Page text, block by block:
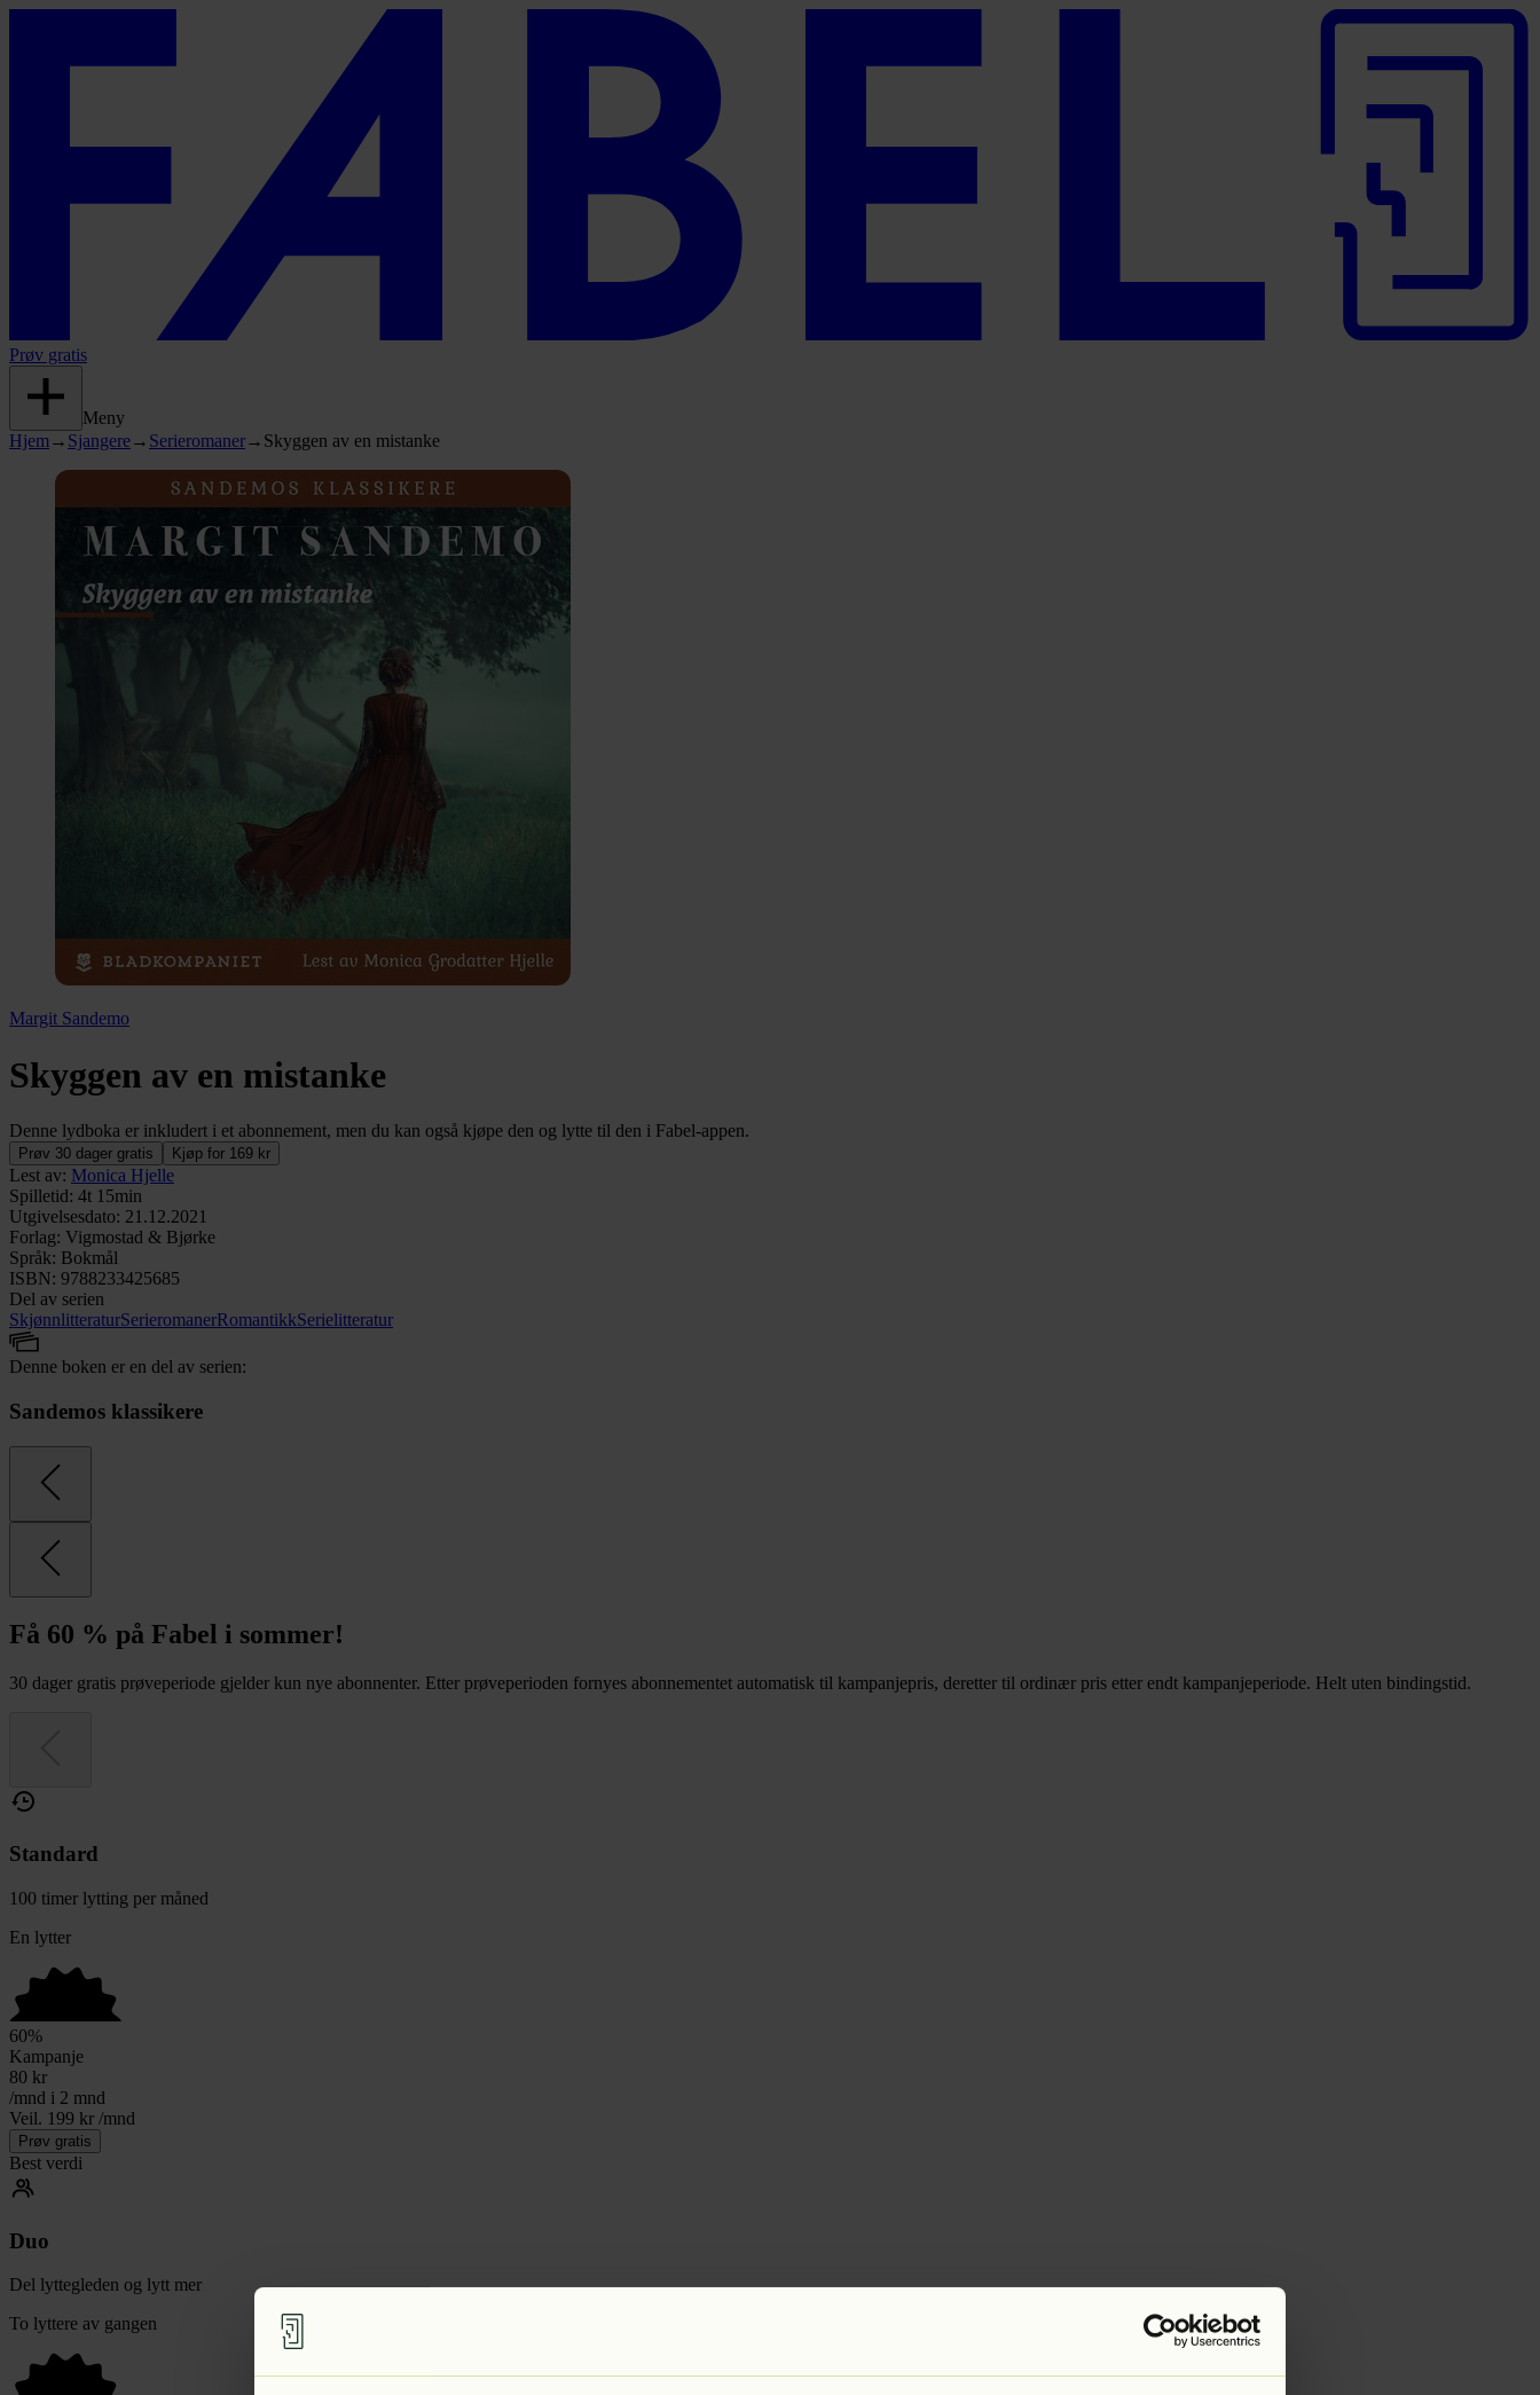
Prøv gratis
Meny
Hjem → Sjangere→ Serieromaner→ Skyggen av en mistanke
Margit Sandemo
Skyggen av en mistanke
Denne lydboka er inkludert i et abonnement, men du kan også kjøpe den og lytte til den i Fabel-appen.
Prøv 30 dager gratis Kjøp for 169 kr
Lest av: Monica Hjelle
Spilletid: 4t 15min
Utgivelsesdato: 21.12.2021
Forlag: Vigmostad & Bjørke
Språk: Bokmål
ISBN: 9788233425685
Del av serien
SkjønnlitteraturSerieromanerRomantikkSerielitteratur
Denne boken er en del av serien:
Sandemos klassikere
Få 60 % på Fabel i sommer!
30 dager gratis prøveperiode gjelder kun nye abonnenter. Etter prøveperioden fornyes abonnementet automatisk til kampanjepris, deretter til ordinær pris etter endt kampanjeperiode. Helt uten bindingstid.
Standard
100 timer lytting per måned
En lytter
60%
Kampanje
80 kr
/mnd i 2 mnd
Veil. 199 kr /mnd
Prøv gratis
Best verdi
Duo
Del lyttegleden og lytt mer
To lyttere av gangen